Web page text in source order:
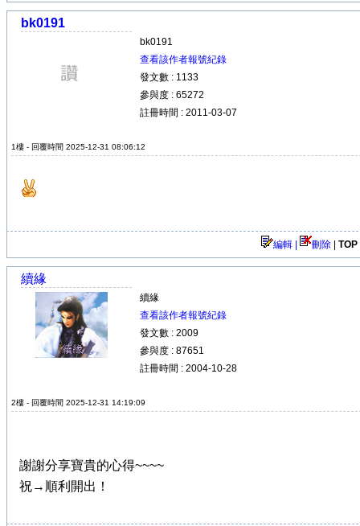
bk0191
bk0191
查看該作者報號紀錄
發文數 : 1133
參與度 : 65272
註冊時間 : 2011-03-07
1樓 - 回覆時間 2025-12-31 08:06:12
編輯 | 刪除 TOP
續緣
續緣
查看該作者報號紀錄
發文數 : 2009
參與度 : 87651
註冊時間 : 2004-10-28
2樓 - 回覆時間 2025-12-31 14:19:09
謝謝分享寶貴的心得~~~~
祝→順利開出！